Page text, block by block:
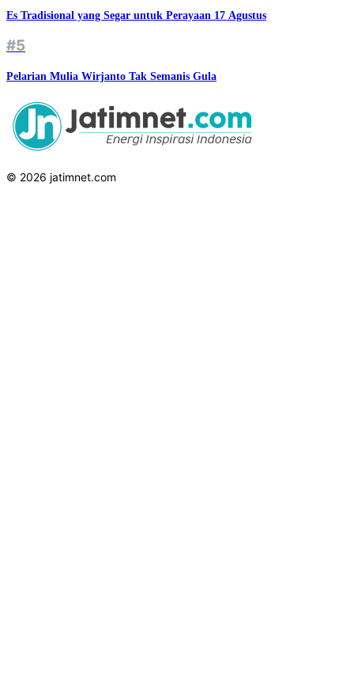
Es Tradisional yang Segar untuk Perayaan 17 Agustus
#5
Pelarian Mulia Wirjanto Tak Semanis Gula
© 2026 jatimnet.com